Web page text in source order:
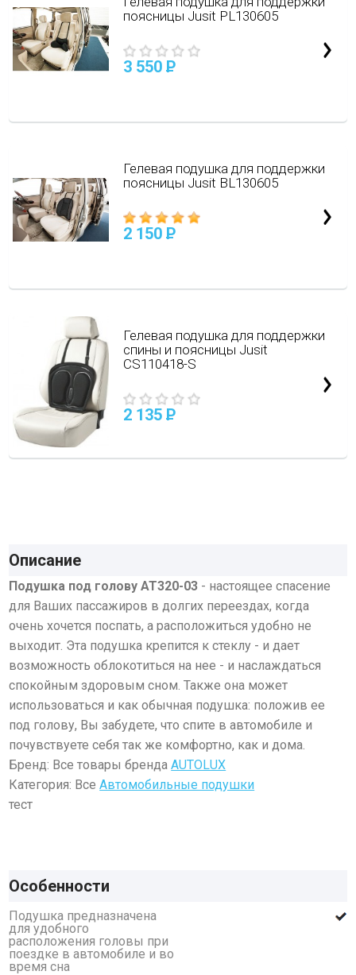
поясницы Jusit PL130605
3 550 P
Гелевая подушка для поддержки
поясницы Jusit BL130605
2 150 P
Гелевая подушка для поддержки
спины и поясницы Jusit
CS110418-S
2 135 P
Описание
Подушка под голову AT320-03 - настоящее спасение
для Ваших пассажиров в долгих переездах, когда
очень хочется поспать, а расположиться удобно не
выходит. Эта подушка крепится к стеклу - и дает
возможность облокотиться на нее - и наслаждаться
спокойным здоровым сном. Также она может
использоваться и как обычная подушка: положив ее
под голову, Вы забудете, что спите в автомобиле и
почувствуете себя так же комфортно, как и дома.
Бренд: Все товары брендаAUTOLUX
Категория: ВсеАвтомобильные подушки
тест
Особенности
Подушка предназначена
для удобного
расположения головы при
поездке в автомобиле и во
время сна